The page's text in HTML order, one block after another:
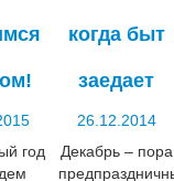
год
когда быт
заедает
26.12.2014
Декабрь – пора